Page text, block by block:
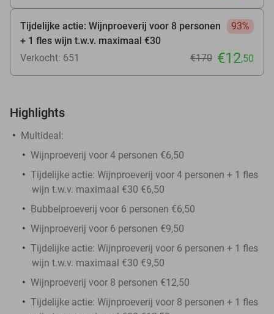
Tijdelijke actie: Wijnproeverij voor 8 personen
+ 1 fles wijn t.w.v. maximaal €30
93%
Verkocht: 651 €170 €12,50
Highlights
Multideal:
Wijnproeverij voor 4 personen €6,50
Tijdelijke actie: Wijnproeverij voor 4 personen + 1 fles
wijn t.w.v. maximaal €30 €6,50
Bubbelproeverij voor 6 personen €6,50
Wijnproeverij voor 6 personen €9,50
Tijdelijke actie: Wijnproeverij voor 6 personen + 1 fles
wijn t.w.v. maximaal €30 €9,50
Wijnproeverij voor 8 personen €12,50
Tijdelijke actie: Wijnproeverij voor 8 personen + 1 fles